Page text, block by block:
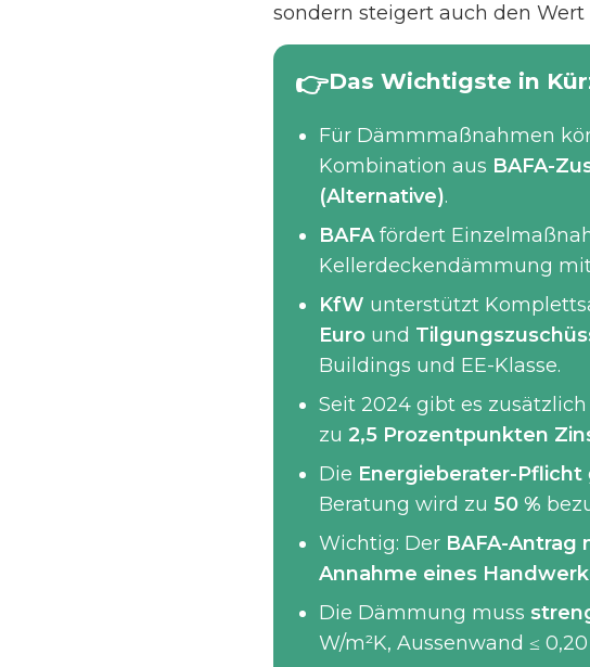
sondern steigert auch den
Das Wichtigste in
Für Dämmmaßnahmen
Kombination aus BAFA-
(Alternative).
BAFAfördert
Kellerdeckendämmung
KfW unterstützt
Euro und
Buildings und EE-Klasse.
Seit 2024 gibt es zusätzlich
zu 2,5 Prozentpunkten
Die Energieberater-Pflicht
Beratung wird zu 50 %
Wichtig: Der BAFA-Antrag
Annahme eines
Die Dämmung muss
W/m²K, Aussenwand ≤ 0,20